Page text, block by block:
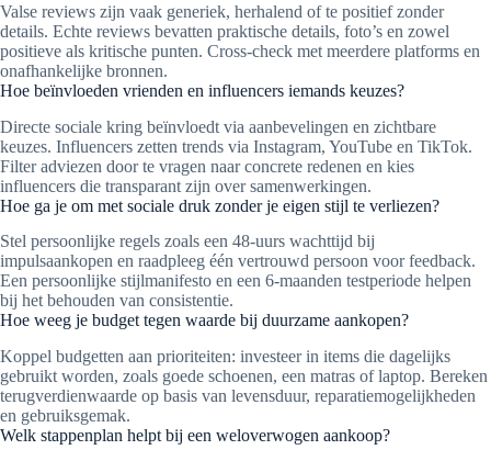
Valse reviews zijn vaak generiek, herhalend of te positief zonder
details. Echte reviews bevatten praktische details, foto’s en zowel
positieve als kritische punten. Cross-check met meerdere platforms en
onafhankelijke bronnen.
Hoe beïnvloeden vrienden en influencers iemands keuzes?
Directe sociale kring beïnvloedt via aanbevelingen en zichtbare
keuzes. Influencers zetten trends via Instagram, YouTube en TikTok.
Filter adviezen door te vragen naar concrete redenen en kies
influencers die transparant zijn over samenwerkingen.
Hoe ga je om met sociale druk zonder je eigen stijl te verliezen?
Stel persoonlijke regels zoals een 48-uurs wachttijd bij
impulsaankopen en raadpleeg één vertrouwd persoon voor feedback.
Een persoonlijke stijlmanifesto en een 6-maanden testperiode helpen
bij het behouden van consistentie.
Hoe weeg je budget tegen waarde bij duurzame aankopen?
Koppel budgetten aan prioriteiten: investeer in items die dagelijks
gebruikt worden, zoals goede schoenen, een matras of laptop. Bereken
terugverdienwaarde op basis van levensduur, reparatiemogelijkheden
en gebruiksgemak.
Welk stappenplan helpt bij een weloverwogen aankoop?